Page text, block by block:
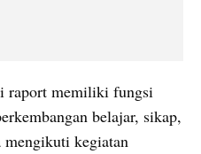
raport memiliki fungsi
belajar, sikap,